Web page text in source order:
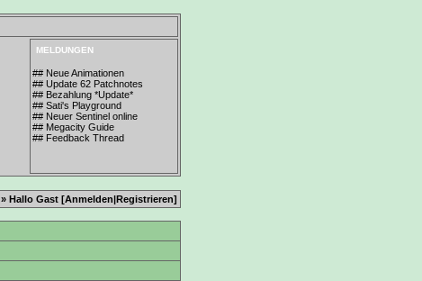
MELDUNGEN
## Neue Animationen
## Update 62 Patchnotes
## Bezahlung *Update*
## Sati's Playground
## Neuer Sentinel online
## Megacity Guide
## Feedback Thread
» Hallo Gast [Anmelden|Registrieren]